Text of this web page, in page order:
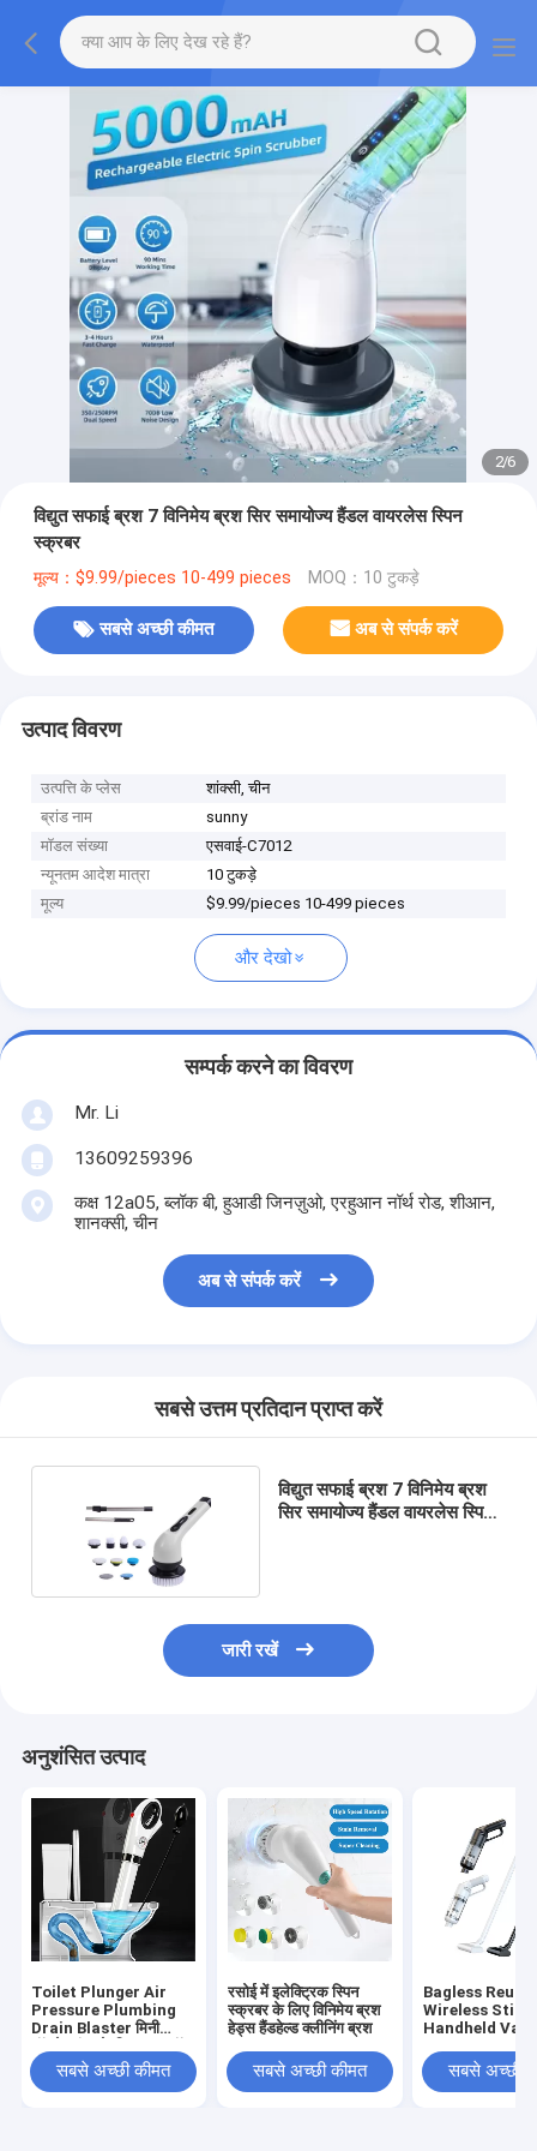
2/6
विद्युत सफाई ब्रश 7 विनिमेय ब्रश सिर समायोज्य हैंडल वायरलेस स्पिन
स्क्रबर
मूल्य：$9.99/pieces 10-499 pieces MOQ：10 टुकड़े
सबसे अच्छी कीमत अब से संपर्क करें
उत्पाद विवरण
उत्पत्ति के प्लेस
शांक्सी, चीन
ब्रांड नाम
sunny
मॉडल संख्या
एसवाई-C7012
न्यूनतम आदेश मात्रा
10 टुकड़े
मूल्य
$9.99/pieces 10-499 pieces
और देखो
सम्पर्क करने का विवरण
Mr. Li
13609259396
कक्ष 12a05, ब्लॉक बी, हुआडी जिनज़ुओ, एरहुआन नॉर्थ रोड, शीआन,
शानक्सी, चीन
अब से संपर्क करें
सबसे उत्तम प्रतिदान प्राप्त करें
विद्युत सफाई ब्रश 7 विनिमेय ब्रश
सिर समायोज्य हैंडल वायरलेस स्पिन
जारी रखें
अनुशंसित उत्पाद
Toilet Plunger Air
Pressure Plumbing
Drain Blaster मिनी
किया गयासबसे अच्छी कीमत
रसोई में इलेक्ट्रिक स्पिन
स्क्रबर के लिए विनिमेय ब्रश
हेड्स हैंडहेल्ड क्लीनिंग ब्रश
सबसे अच्छी कीमत
Bagless
Wireless Stick
Handheld
Cordless
बैगलेस रीयूजबल
सबसे अच्छी